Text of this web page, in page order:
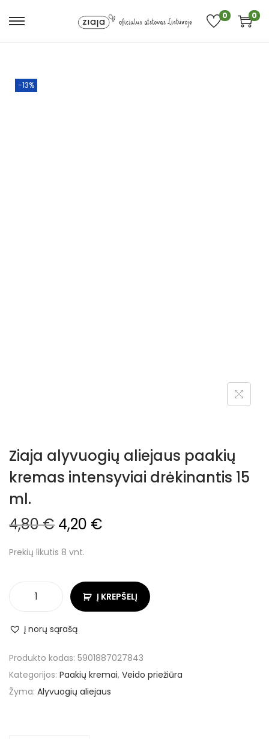
0 0
-13%
Ziaja alyvuogių aliejaus paakių
kremas intensyviai drėkinantis 15
ml.
4,80€ 4,20 €
Prekių likutis 8 vnt.
Į KREPŠELĮ
Į norų sąrašą
Produkto kodas: 5901887027843
Kategorijos: Paakių kremai, Veido priežiūra
Žyma: Alyvuogių aliejaus